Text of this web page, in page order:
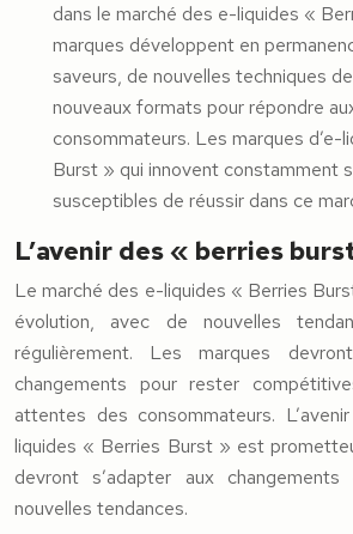
dans le marché des e-liquides «
marques développent en
saveurs, de nouvelles techniques
nouveaux formats pour répondre
consommateurs. Les marques d’e-
Burst » qui innovent constamment
susceptibles de réussir dans ce
L’avenir des « berries
Le marché des e-liquides « Berries
évolution, avec de nouvelles
régulièrement. Les marques
changements pour rester
attentes des consommateurs.
liquides « Berries Burst » est
devront s’adapter aux
nouvelles tendances.